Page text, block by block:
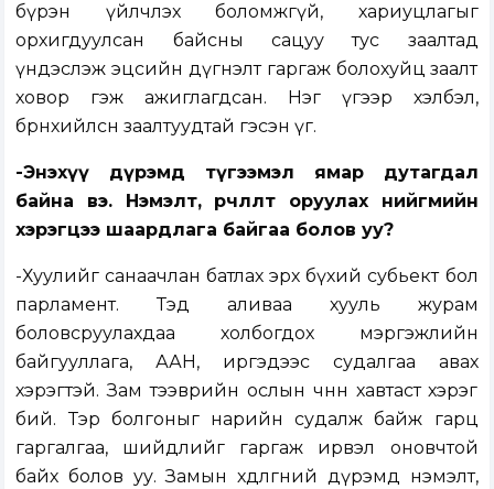
бүрэн үйлчлэх боломжгүй, хариуцлагыг
орхигдуулсан байсны сацуу тус заалтад
үндэслэж эцсийн дүгнэлт гаргаж болохуйц заалт
ховор гэж ажиглагдсан. Нэг үгээр хэлбэл,
бөөрөнхийлсөн заалтуудтай гэсэн үг.
-Энэхүү дүрэмд түгээмэл ямар дутагдал
байна вэ. Нэмэлт, өөрчлөлт оруулах нийгмийн
хэрэгцээ шаардлага байгаа болов уу?
-Хуулийг санаачлан батлах эрх бүхий субьект бол
парламент. Тэд аливаа хууль журам
боловсруулахдаа холбогдох мэргэжлийн
байгууллага, ААН, иргэдээс судалгаа авах
хэрэгтэй. Зам тээврийн ослын өчнөөн хавтаст хэрэг
бий. Тэр болгоныг нарийн судалж байж гарц
гаргалгаа, шийдлийг гаргаж ирвэл оновчтой
байх болов уу. Замын хөдөлгөөний дүрэмд нэмэлт,